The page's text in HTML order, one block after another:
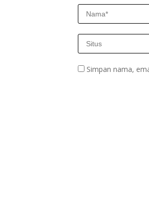
Simpan nama,